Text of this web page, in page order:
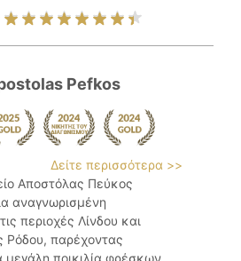
Pefkos
Δείτε περισσότερα >>
Αποστόλας Πεύκος
αναγνωρισμένη
περιοχές Λίνδου και
Ρόδου, παρέχοντας
μεγάλη ποικιλία φρέσκων